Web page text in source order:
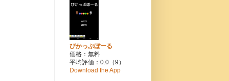
ぴかっぷぼーる
価格：無料
平均評価：0.0（9）
Download the App